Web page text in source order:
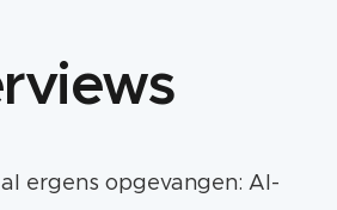
ergens opgevangen: AI-